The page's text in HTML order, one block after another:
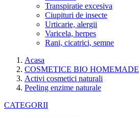
Transpiratie excesiva
Ciupituri de insecte
Urticarie, alergii
Varicela, herpes
Rani, cicatrici, semne
Acasa
COSMETICE BIO HOMEMADE
Activi cosmetici naturali
Peeling enzime naturale
CATEGORII